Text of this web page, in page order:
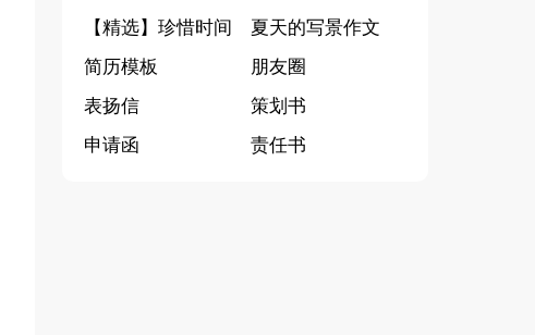
锦集五篇
【精选】珍惜时间
演讲稿四篇
夏天的写景作文
(15篇)
简历模板
朋友圈
表扬信
策划书
申请函
责任书